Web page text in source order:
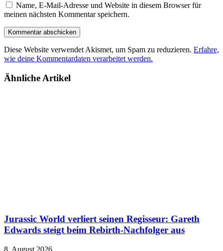
Name, E-Mail-Adresse und Website in diesem Browser für
meinen nächsten Kommentar speichern.
Diese Website verwendet Akismet, um Spam zu reduzieren. Erfahre,
wie deine Kommentardaten verarbeitet werden.
Ähnliche Artikel
Jurassic World verliert seinen Regisseur: Gareth
Edwards steigt beim Rebirth-Nachfolger aus
8. August 2026